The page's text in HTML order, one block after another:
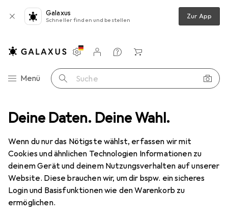
Deine Daten. Deine Wahl.
Wenn du nur das Nötigste wählst, erfassen wir mit
Cookies und ähnlichen Technologien Informationen zu
deinem Gerät und deinem Nutzungsverhalten auf unserer
Website. Diese brauchen wir, um dir bspw. ein sicheres
Login und Basisfunktionen wie den Warenkorb zu
ermöglichen.
Galaxus
Schneller finden und bestellen Zur App
Navigation nach Kategorien
Menü Suche
Einstellungen
Kundenkonto
Vergleichslisten
Merklisten
Warenkorb
Teppich Pergamon Designer Teppich Brilliant Fantasy
7 Bilder
PergamonDesigner Teppich Brilliant
Fantasy
EUR
29,90